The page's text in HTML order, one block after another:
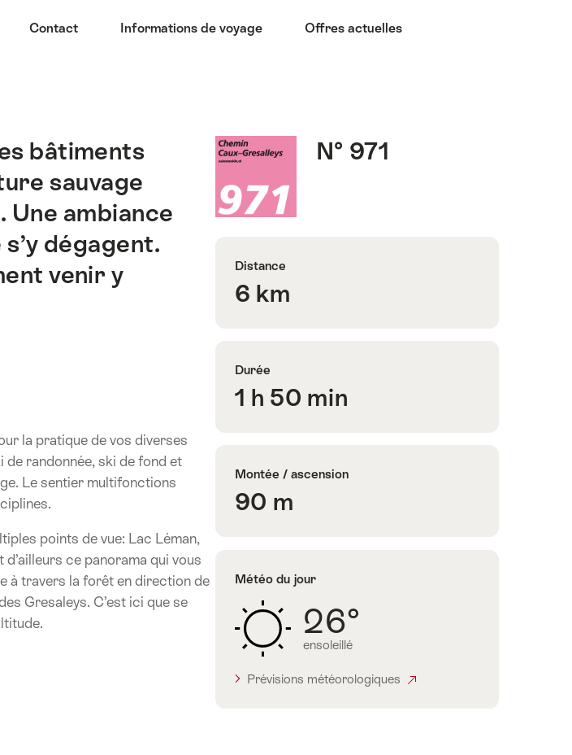
Contact Informations de voyage Offres actuelles
bâtiments
sauvage
Une ambiance
dégagent.
venir y
la pratique de vos diverses
de randonnée, ski de fond et
Le sentier multifonctions
points de vue: Lac Léman,
ce panorama qui vous
à travers la forêt en direction de
Gresaleys. C’est ici que se
et
d’itinéraire
N° 971
Distance
6 km
Durée
1 h 50 min
Montée / ascension
90 m
Météo du jour
26°
ensoleillé
Prévisions météorologiques